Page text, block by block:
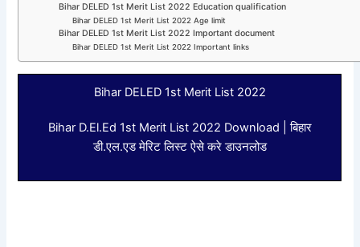
Bihar DELED 1st Merit List 2022 Education qualification
Bihar DELED 1st Merit List 2022 Age limit
Bihar DELED 1st Merit List 2022 Important document
Bihar DELED 1st Merit List 2022 Important links
Bihar DELED 1st Merit List 2022
Bihar D.El.Ed 1st Merit List 2022 Download | बिहार
डी.एल.एड मेरिट लिस्ट ऐसे करे डाउनलोड